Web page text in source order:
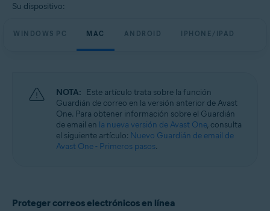
Avast One
Su dispositivo:
WINDOWS PC MAC ANDROID IPHONE/IPAD
NOTA: Este artículo trata sobre la función
Guardián de correo en la versión anterior de Avast
One. Para obtener información sobre el Guardián
de email en la nueva versión de Avast One, consulta
el siguiente artículo: Nuevo Guardián de email de
Avast One - Primeros pasos.
Proteger correos electrónicos en línea